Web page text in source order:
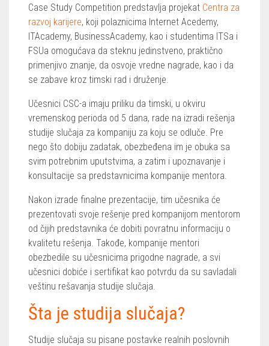
Case Study Competition predstavlja projekat Centra za
razvoj karijere, koji polaznicima Internet Acedemy,
ITAcademy, BusinessAcademy, kao i studentima ITSa i
FSUa omogućava da steknu jedinstveno, praktično
primenjivo znanje, da osvoje vredne nagrade, kao i da
se zabave kroz timski rad i druženje.
Učesnici CSC-a imaju priliku da timski, u okviru
vremenskog perioda od 5 dana, rade na izradi rešenja
studije slučaja za kompaniju za koju se odluče. Pre
nego što dobiju zadatak, obezbeđena im je obuka sa
svim potrebnim uputstvima, a zatim i upoznavanje i
konsultacije sa predstavnicima kompanije mentora.
Nakon izrade finalne prezentacije, tim učesnika će
prezentovati svoje rešenje pred kompanijom mentorom
od čijih predstavnika će dobiti povratnu informaciju o
kvalitetu rešenja. Takođe, kompanije mentori
obezbedile su učesnicima prigodne nagrade, a svi
učesnici dobiće i sertifikat kao potvrdu da su savladali
veštinu rešavanja studije slučaja.
Šta je studija slučaja?
Studije slučaja su pisane postavke realnih poslovnih